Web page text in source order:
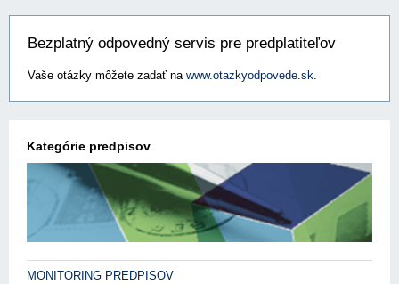
Bezplatný odpovedný servis pre predplatiteľov
Vaše otázky môžete zadať na www.otazkyodpovede.sk.
Kategórie predpisov
MONITORING PREDPISOV